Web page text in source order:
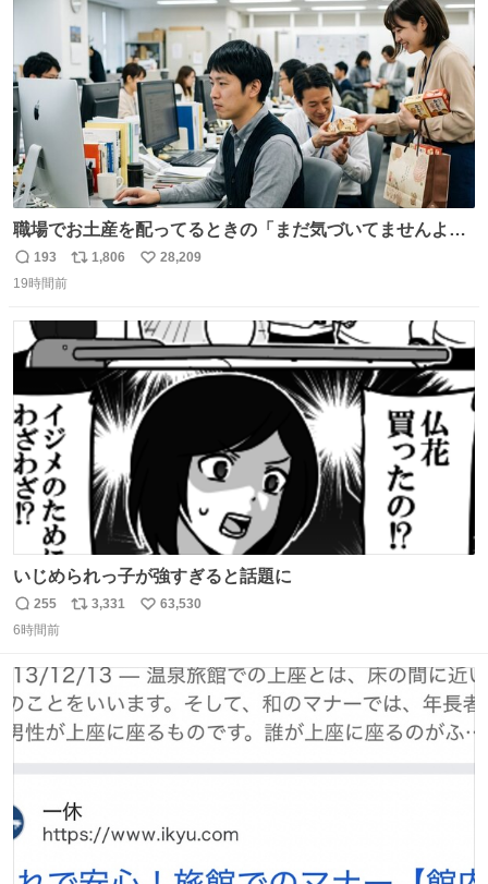
数
職場でお土産を配ってるときの「まだ気づいてませんよ」
的な演技が毎回シンドい。
返
信
193
リ
ト
数
1,806
い
数
28,209
19時間前
いじめられっ子が強すぎると話題に
返
信
255
リ
ト
数
3,331
い
数
63,530
6時間前